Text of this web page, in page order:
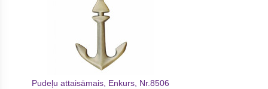
Pudeļu attaisāmais, Enkurs, Nr.8506